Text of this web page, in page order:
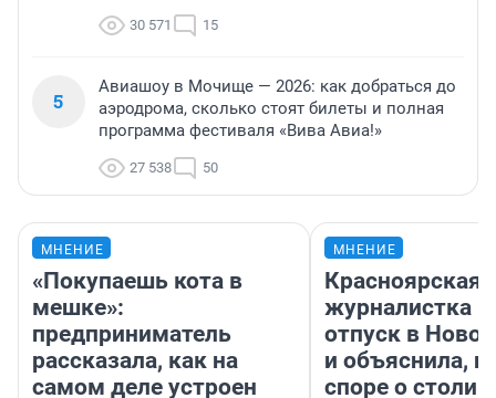
30 571 15
5
Авиашоу в Мочище — 2026: как добраться до
аэродрома, сколько стоят билеты и полная
программа фестиваля «Вива Авиа!»
27 538 50
МНЕНИЕ
«Покупаешь кота в
мешке»:
предприниматель
рассказала, как на
самом деле устроен
МНЕНИЕ
Красноярская
журналистка
отпуск в
и объяснила,
споре о